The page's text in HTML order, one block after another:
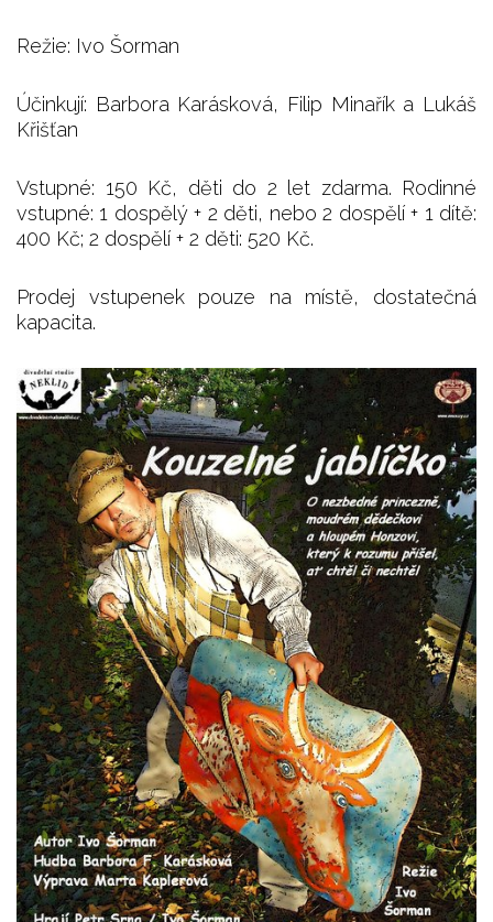
Režie: Ivo Šorman
Účinkují: Barbora Karásková, Filip Minařík a Lukáš
Křišťan
Vstupné: 150 Kč, děti do 2 let zdarma. Rodinné
vstupné: 1 dospělý + 2 děti, nebo 2 dospělí + 1 dítě:
400 Kč; 2 dospělí + 2 děti: 520 Kč.
Prodej vstupenek pouze na místě, dostatečná
kapacita.